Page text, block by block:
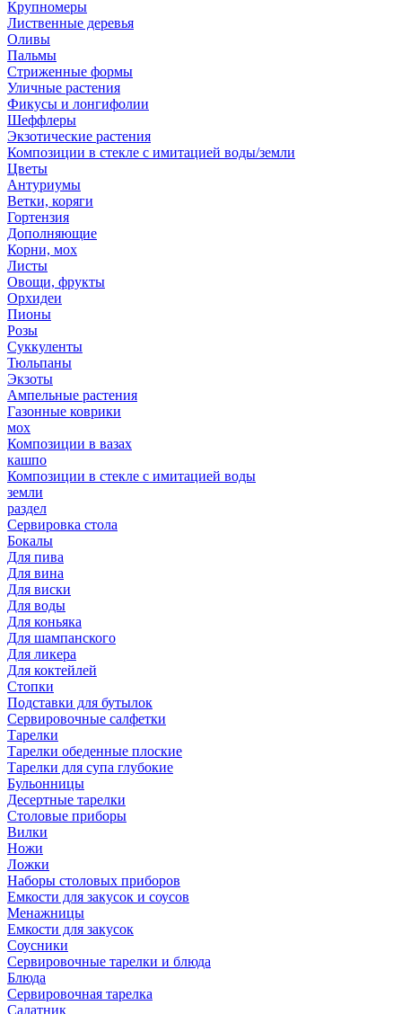
Крупномеры
Лиственные деревья
Оливы
Пальмы
Стриженные формы
Уличные растения
Фикусы и лонгифолии
Шеффлеры
Экзотические растения
Композиции в стекле с имитацией воды/земли
Цветы
Антуриумы
Ветки, коряги
Гортензия
Дополняющие
Корни, мох
Листы
Овощи, фрукты
Орхидеи
Пионы
Розы
Суккуленты
Тюльпаны
Экзоты
Ампельные растения
Газонные коврики
мох
Композиции в вазах
кашпо
Композиции в стекле с имитацией воды
земли
раздел
Сервировка стола
Бокалы
Для пива
Для вина
Для виски
Для воды
Для коньяка
Для шампанского
Для ликера
Для коктейлей
Стопки
Подставки для бутылок
Сервировочные салфетки
Тарелки
Тарелки обеденные плоские
Тарелки для супа глубокие
Бульонницы
Десертные тарелки
Столовые приборы
Вилки
Ножи
Ложки
Наборы столовых приборов
Емкости для закусок и соусов
Менажницы
Емкости для закусок
Соусники
Сервировочные тарелки и блюда
Блюда
Сервировочная тарелка
Салатник